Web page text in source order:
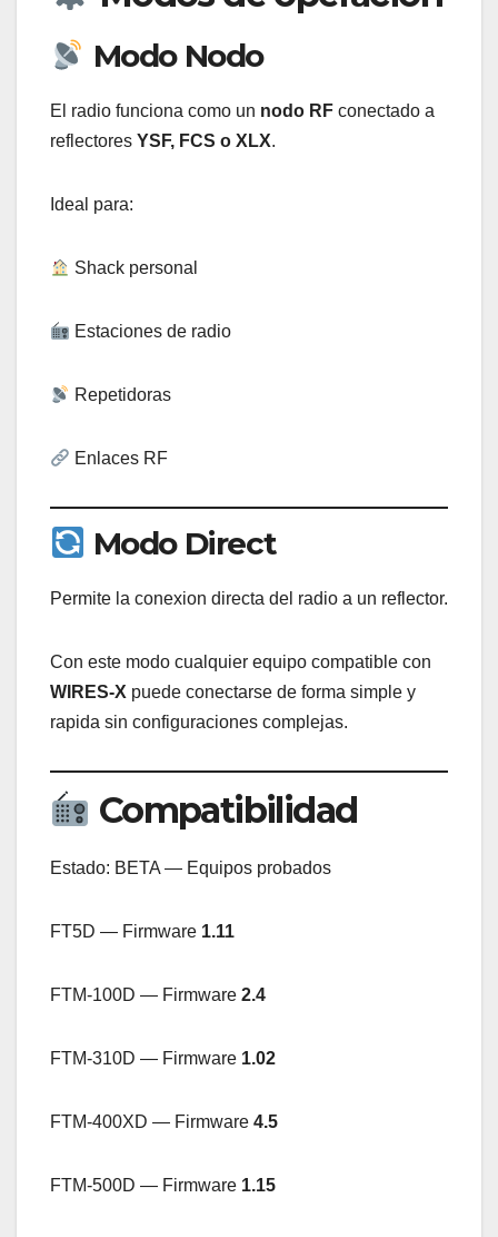
Modo Nodo
El radio funciona como un nodo RF conectado a
reflectores YSF, FCS o XLX.
Ideal para:
Shack personal
Estaciones de radio
Repetidoras
Enlaces RF
Modo Direct
Permite la conexion directa del radio a un reflector.
Con este modo cualquier equipo compatible con
WIRES-X puede conectarse de forma simple y
rapida sin configuraciones complejas.
Compatibilidad
Estado: BETA — Equipos probados
FT5D — Firmware 1.11
FTM-100D — Firmware 2.4
FTM-310D — Firmware 1.02
FTM-400XD — Firmware 4.5
FTM-500D — Firmware 1.15